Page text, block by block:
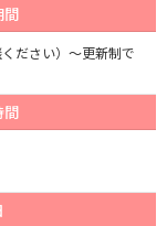
間
ださい）～更新制で
間